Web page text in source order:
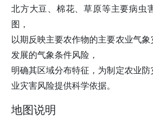
北方大豆、棉花、草原等主要病虫
图，
以期反映主要农作物的主要农业气象
发展的气象条件风险，
明确其区域分布特征，为制定农业
业灾害风险提供科学依据。
地图说明